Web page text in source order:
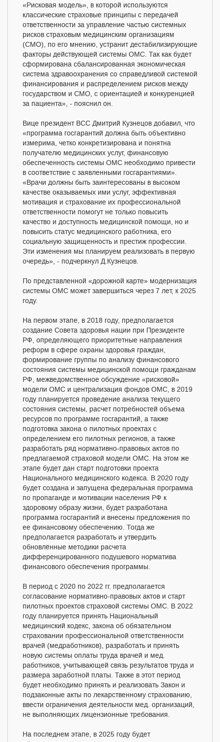
«Рисковая модель», в которой используются
классические страховые принципы с передачей
ответственности за управление частью системных
рисков страховым медицинским организациям
(СМО), по его мнению, устранит дестабилизирующие
факторы действующей системы ОМС. Так как будет
сформирована сбалансированная экономическая
система здравоохранения со справедливой системой
финансирования и распределением рисков между
государством и СМО, с ориентацией и конкуренцией
за пациента», - пояснил он.
Вице президент ВСС Дмитрий Кузнецов добавил, что
«программа госгарантий должна быть объективно
измерима, четко конкретизирована и понятна
получателю медицинских услуг, финансовую
обеспеченность системы ОМС необходимо привести
в соответствие с заявленными госгарантиями».
«Врачи должны быть заинтересованы в высоком
качестве оказываемых ими услуг, эффективная
мотивация и страхование их профессиональной
ответственности помогут не только повысить
качество и доступность медицинской помощи, но и
повысить статус медицинского работника, его
социальную защищенность и престиж профессии.
Эти изменения мы планируем реализовать в первую
очередь», - подчеркнул Д.Кузнецов.
По представленной «дорожной карте» модернизация
системы ОМС может завершиться через 7 лет, к 2025
году.
На первом этапе, в 2018 году, предполагается
создание Совета здоровья нации при Президенте
РФ, определяющего приоритетные направления
реформ в сфере охраны здоровья граждан,
формирование группы по анализу финансового
состояния системы медицинской помощи гражданам
РФ, межведомственное обсуждение «рисковой»
модели ОМС и централизация фондов ОМС, в 2019
году планируется проведение анализа текущего
состояния системы, расчет потребностей объема
ресурсов по программе госгарантий, а также
подготовка закона о пилотных проектах с
определением его пилотных регионов, а также
разработать ряд нормативно-правовых актов по
предлагаемой страховой модели ОМС. На этом же
этапе будет дан старт подготовки проекта
Национального медицинского кодекса. В 2020 году
будет создана и запущена федеральная программа
по пропаганде и мотивации населения РФ к
здоровому образу жизни, будет разработана
программа госгарантий и внесены предложения по
ее финансовому обеспечению. Тогда же
предполагается разработать и утвердить
обновлённые методики расчета
дифференцированного подушевого норматива
финансового обеспечения программы.
В период с 2020 по 2022 гг. предполагается
согласование нормативно-правовых актов и старт
пилотных проектов страховой системы ОМС. В 2022
году планируется принять Национальный
медицинский кодекс, закона об обязательном
страховании профессиональной ответственности
врачей (медработников), разработать и принять
новую системы оплаты труда врачей и мед.
работников, учитывающей связь результатов труда и
размера заработной платы. Также в этот период
будет необходимо принять и реализовать Закон и
подзаконные акты по лекарственному страхованию,
ввести ограничения деятельности мед. организаций,
не выполняющих лицензионные требования.
На последнем этапе, в 2025 году будет